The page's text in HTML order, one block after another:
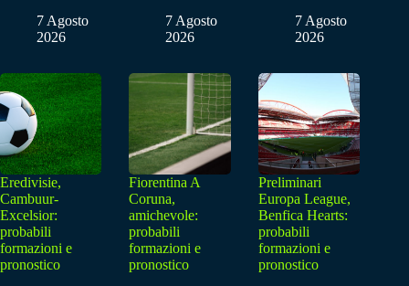
7 Agosto
2026
7 Agosto
2026
7 Agosto
2026
Eredivisie,
Cambuur-
Excelsior:
probabili
formazioni e
pronostico
Fiorentina A
Coruna,
amichevole:
probabili
formazioni e
pronostico
Preliminari
Europa League,
Benfica Hearts:
probabili
formazioni e
pronostico